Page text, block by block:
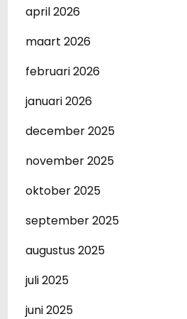
april 2026
maart 2026
februari 2026
januari 2026
december 2025
november 2025
oktober 2025
september 2025
augustus 2025
juli 2025
juni 2025